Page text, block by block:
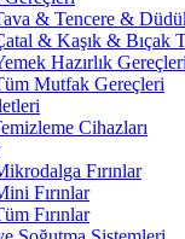
& Tencere &
& Kaşık & Bıçak
Hazırlık Gereçleri
Mutfak Gereçleri
Cihazları
Fırınlar
Fırınlar
Fırınlar